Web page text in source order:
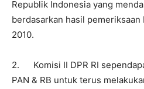
Republik Indonesia yang
berdasarkan hasil pemeriksaan
2010.
2. Komisi II DPR RI
PAN & RB untuk terus